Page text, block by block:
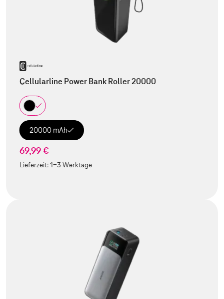
Cellularline Power Bank Roller 20000
20000 mAh
69,99 €
Lieferzeit:1-3 Werktage